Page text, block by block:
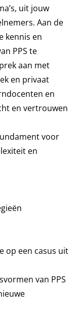
uit jouw
Aan de
kennis en
PPS te
aan met
en privaat
en
en vertrouwen
voor
en
op een casus uit
van PPS